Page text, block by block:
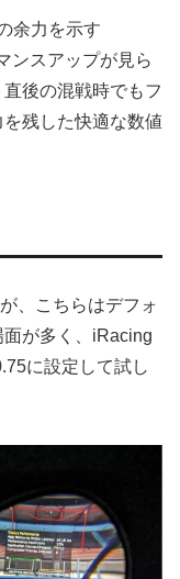
余力を示す
ンスアップが見ら
後の混戦時でもフ
残した快適な数値
、こちらはデフォ
が多く、iRacing
に設定して試し